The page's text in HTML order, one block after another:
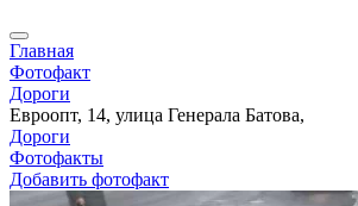
Главная
Фотофакт
Дороги
Евроопт, 14, улица Генерала Батова,
Дороги
Фотофакты
Добавить фотофакт